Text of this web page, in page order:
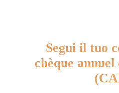
Segui il tuo
chèque